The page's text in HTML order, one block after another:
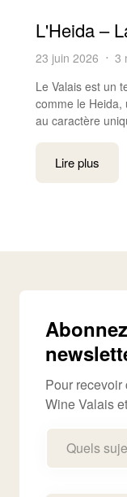
L'Heida –
23 juin 2026
3
Le Valais est un
comme le Heida,
au caractère
Lire plus
Pour
Wine Valais
Quels